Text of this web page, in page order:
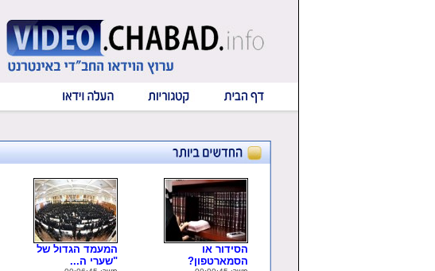
הסידור או
הסמארטפון?
המעמד הגדול של
"שערי ה...